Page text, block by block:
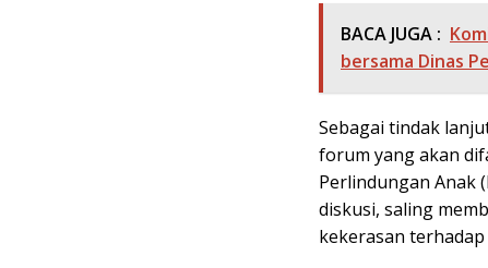
BACA JUGA :
bersama Dinas
Sebagai tindak
forum yang akan
Perlindungan Anak
diskusi, saling
kekerasan